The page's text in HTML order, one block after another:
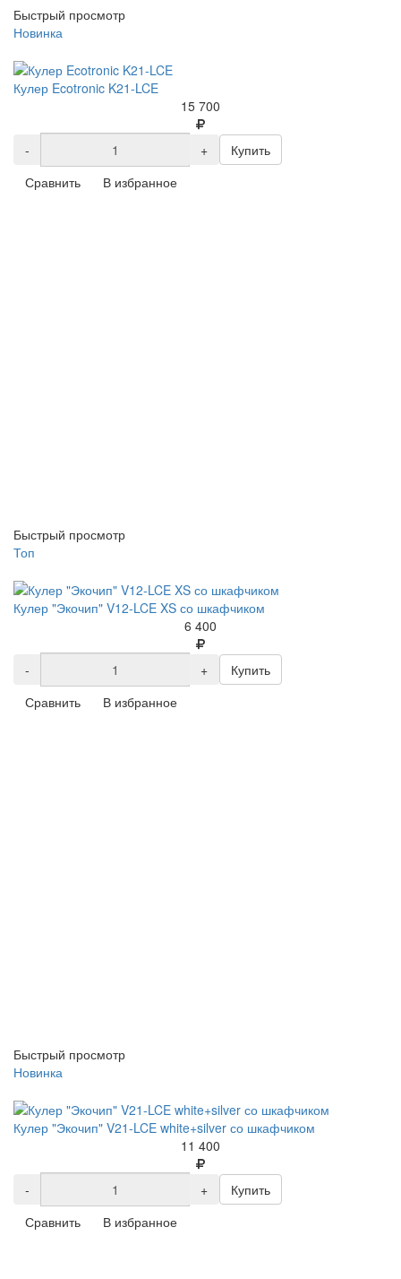
Быстрый просмотр
Новинка
Кулер Ecotronic K21-LCE
15 700
- +
Купить
Сравнить
В избранное
Быстрый просмотр
Топ
Кулер "Экочип" V12-LCE XS со шкафчиком
6 400
- +
Купить
Сравнить
В избранное
Быстрый просмотр
Новинка
Кулер "Экочип" V21-LCE white+silver со шкафчиком
11 400
- +
Купить
Сравнить
В избранное